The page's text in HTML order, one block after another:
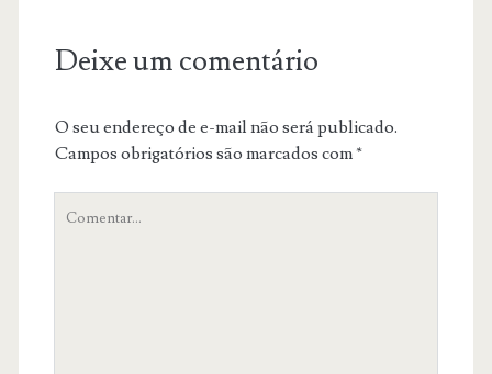
Deixe um comentário
O seu endereço de e-mail não será publicado.
Campos obrigatórios são marcados com*